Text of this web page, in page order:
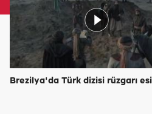
Brezilya'da Türk dizisi rüzgarı